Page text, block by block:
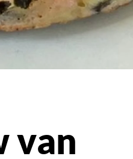
van